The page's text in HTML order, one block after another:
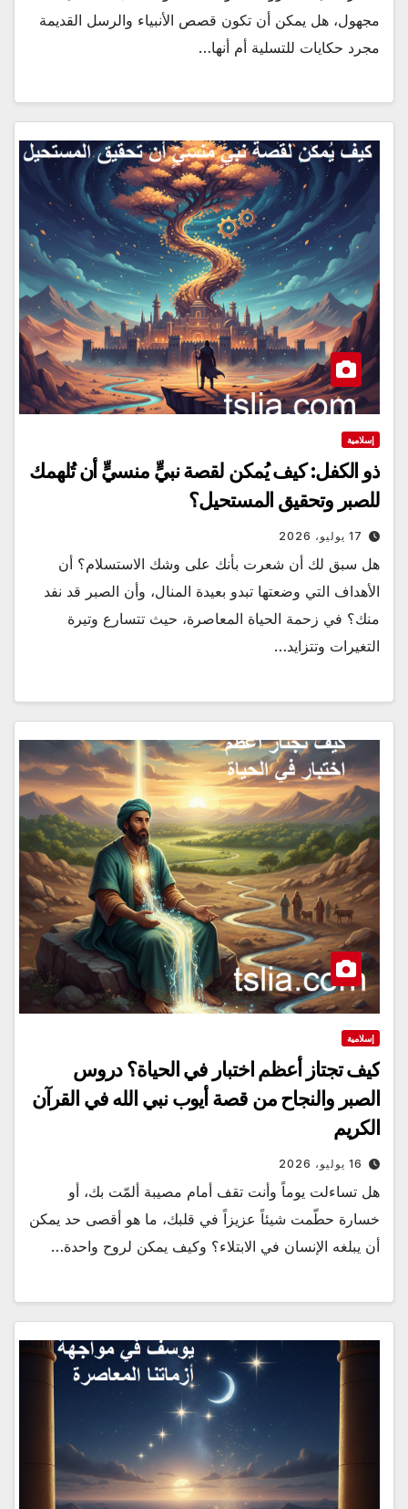
مجهول، هل يمكن أن تكون قصص الأنبياء والرسل القديمة
مجرد حكايات للتسلية أم أنها…
إسلامية
ذو الكفل: كيف يُمكن لقصة نبيٍّ منسيٍّ أن تُلهمك
للصبر وتحقيق المستحيل؟
17 يوليو، 2026
هل سبق لك أن شعرت بأنك على وشك الاستسلام؟ أن
الأهداف التي وضعتها تبدو بعيدة المنال، وأن الصبر قد نفد
منك؟ في زحمة الحياة المعاصرة، حيث تتسارع وتيرة
التغيرات وتتزايد…
إسلامية
كيف تجتاز أعظم اختبار في الحياة؟ دروس
الصبر والنجاح من قصة أيوب نبي الله في القرآن
الكريم
16 يوليو، 2026
هل تساءلت يوماً وأنت تقف أمام مصيبة ألمّت بك، أو
خسارة حطّمت شيئاً عزيزاً في قلبك، ما هو أقصى حد يمكن
أن يبلغه الإنسان في الابتلاء؟ وكيف يمكن لروح واحدة…